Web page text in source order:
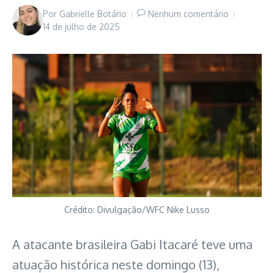
Por Gabrielle Botário
Nenhum comentário
14 de julho de 2025
Crédito: Divulgação/WFC Nike Lusso
A atacante brasileira Gabi Itacaré teve uma
atuação histórica neste domingo (13),